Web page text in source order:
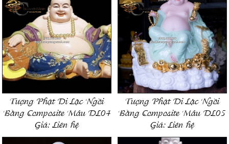
Tượng Phật Di Lặc Ngồi
Bằng Composite Mẫu DL04
Giá:Liên hệ
Tượng Phật Di Lặc Ngồi
Bằng Composite Mẫu DL05
Giá:Liên hệ